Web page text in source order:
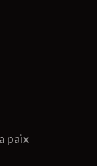
paix